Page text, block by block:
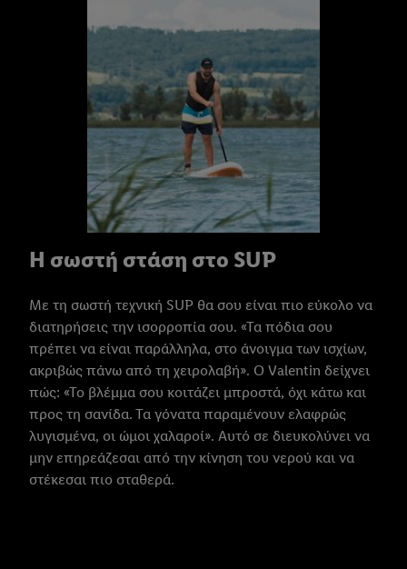
Η σωστή στάση στο SUP
Με τη σωστή τεχνική SUP θα σου είναι πιο εύκολο να
διατηρήσεις την ισορροπία σου. «Τα πόδια σου
πρέπει να είναι παράλληλα, στο άνοιγμα των ισχίων,
ακριβώς πάνω από τη χειρολαβή». Ο Valentin δείχνει
πώς: «Το βλέμμα σου κοιτάζει μπροστά, όχι κάτω και
προς τη σανίδα. Τα γόνατα παραμένουν ελαφρώς
λυγισμένα, οι ώμοι χαλαροί». Αυτό σε διευκολύνει να
μην επηρεάζεσαι από την κίνηση του νερού και να
στέκεσαι πιο σταθερά.
χρήση των τεχνικά απαραίτητων τεχνολογιών. Κάνοντας κλικ
όλους τους προαναφερθέντες σκοπούς. Περαιτέρω
πληροφορίες, μεταξύ άλλων για την περίοδο αποθήκευσης των
δεδομένων και το δικαίωμά σας να ανακαλέσετε τη
συγκατάθεσή σας ανά πάσα στιγμή με ισχύ για το μέλλον,
μπορείτε να βρείτε στηνπολιτική απορρήτου
βρείτε τα νομικά στοιχεία της εταιρείας μας εδώ.